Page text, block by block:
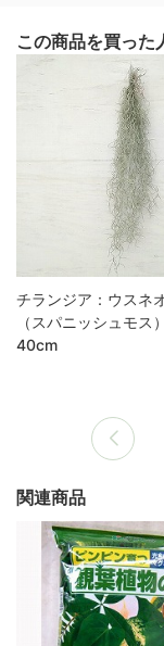
この商品を買った
チランジア：ウスネ
（スパニッシュモス
40cm
関連商品